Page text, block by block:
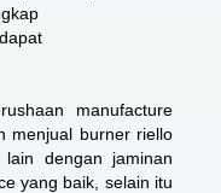
manufacture
menjual burner riello
dengan jaminan
yang baik, selain itu